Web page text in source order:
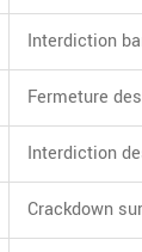
Interdiction
Fermeture
Interdiction
Crackdown